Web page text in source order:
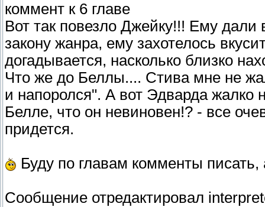
коммент к 6 главе
Вот так повезло Джейку!!! Ему дали
закону жанра, ему захотелось
догадывается, насколько близко
Что же до Беллы.... Стива мне не
и напоролся". А вот Эдварда жалко
Белле, что он невиновен!? - все
придется.
Буду по главам комменты
Сообщение отредактировал